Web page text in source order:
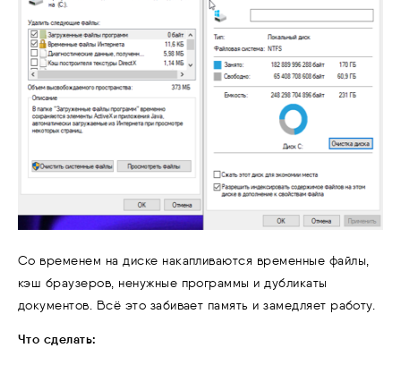
Со временем на диске накапливаются временные файлы,
кэш браузеров, ненужные программы и дубликаты
документов. Всё это забивает память и замедляет работу.
Что сделать: